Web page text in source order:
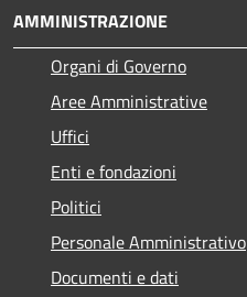
AMMINISTRAZIONE
Organi di Governo
Aree Amministrative
Uffici
Enti e fondazioni
Politici
Personale Amministrativo
Documenti e dati